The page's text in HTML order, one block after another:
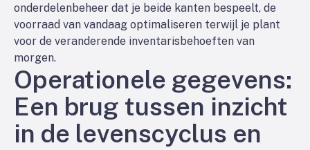
onderdelenbeheer dat je beide kanten bespeelt, de
voorraad van vandaag optimaliseren terwijl je plant
voor de veranderende inventarisbehoeften van
morgen.
Operationele gegevens:
Een brug tussen inzicht
in de levenscyclus en